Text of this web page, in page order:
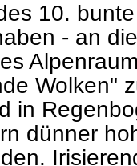
10.
- an
Wolken"
in
dünner